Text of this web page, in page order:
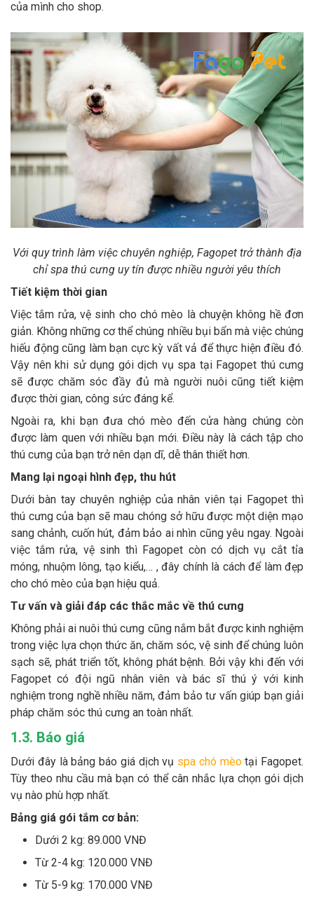
của mình cho shop.
Với quy trình làm việc chuyên nghiệp, Fagopet trở thành địa
chỉ spa thú cưng uy tín được nhiều người yêu thích
Tiết kiệm thời gian
Việc tắm rửa, vệ sinh cho chó mèo là chuyện không hề đơn
giản. Không những cơ thể chúng nhiều bụi bẩn mà việc chúng
hiếu động cũng làm bạn cực kỳ vất vả để thực hiện điều đó.
Vậy nên khi sử dụng gói dịch vụ spa tại Fagopet thú cưng
sẽ được chăm sóc đầy đủ mà người nuôi cũng tiết kiệm
được thời gian, công sức đáng kể.
Ngoài ra, khi bạn đưa chó mèo đến cửa hàng chúng còn
được làm quen với nhiều bạn mới. Điều này là cách tập cho
thú cưng của bạn trở nên dạn dĩ, dễ thân thiết hơn.
Mang lại ngoại hình đẹp, thu hút
Dưới bàn tay chuyên nghiệp của nhân viên tại Fagopet thì
thú cưng của bạn sẽ mau chóng sở hữu được một diện mạo
sang chảnh, cuốn hút, đảm bảo ai nhìn cũng yêu ngay. Ngoài
việc tắm rửa, vệ sinh thì Fagopet còn có dịch vụ cắt tỉa
móng, nhuộm lông, tạo kiểu,… , đây chính là cách để làm đẹp
cho chó mèo của bạn hiệu quả.
Tư vấn và giải đáp các thắc mắc về thú cưng
Không phải ai nuôi thú cưng cũng nắm bắt được kinh nghiệm
trong việc lựa chọn thức ăn, chăm sóc, vệ sinh để chúng luôn
sạch sẽ, phát triển tốt, không phát bệnh. Bởi vậy khi đến với
Fagopet có đội ngũ nhân viên và bác sĩ thú ý với kinh
nghiệm trong nghề nhiều năm, đảm bảo tư vấn giúp bạn giải
pháp chăm sóc thú cưng an toàn nhất.
1.3. Báo giá
Dưới đây là bảng báo giá dịch vụ spa chó mèotại Fagopet.
Tùy theo nhu cầu mà bạn có thể cân nhắc lựa chọn gói dịch
vụ nào phù hợp nhất.
Bảng giá gói tắm cơ bản:
Dưới 2 kg: 89.000 VNĐ
Từ 2-4 kg: 120.000 VNĐ
Từ 5-9 kg: 170.000 VNĐ